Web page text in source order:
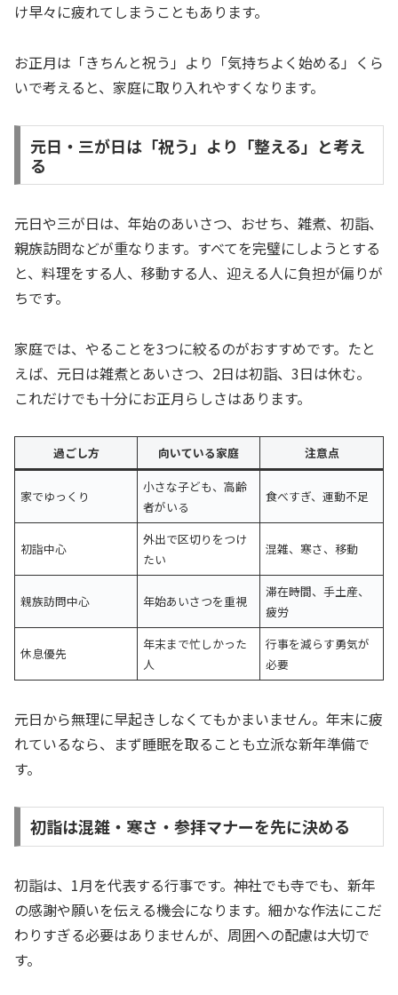
け早々に疲れてしまうこともあります。
お正月は「きちんと祝う」より「気持ちよく始める」くら
いで考えると、家庭に取り入れやすくなります。
元日・三が日は「祝う」より「整える」と考え
る
元日や三が日は、年始のあいさつ、おせち、雑煮、初詣、
親族訪問などが重なります。すべてを完璧にしようとする
と、料理をする人、移動する人、迎える人に負担が偏りが
ちです。
家庭では、やることを3つに絞るのがおすすめです。たと
えば、元日は雑煮とあいさつ、2日は初詣、3日は休む。
これだけでも十分にお正月らしさはあります。
過ごし方 向いている家庭 注意点
家でゆっくり
小さな子ども、高齢
者がいる
食べすぎ、運動不足
初詣中心
外出で区切りをつけ
たい
混雑、寒さ、移動
親族訪問中心 年始あいさつを重視
滞在時間、手土産、
疲労
休息優先
年末まで忙しかった
人
行事を減らす勇気が
必要
元日から無理に早起きしなくてもかまいません。年末に疲
れているなら、まず睡眠を取ることも立派な新年準備で
す。
初詣は混雑・寒さ・参拝マナーを先に決める
初詣は、1月を代表する行事です。神社でも寺でも、新年
の感謝や願いを伝える機会になります。細かな作法にこだ
わりすぎる必要はありませんが、周囲への配慮は大切で
す。